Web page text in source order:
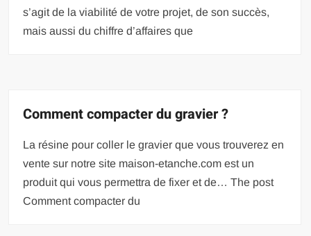
s’agit de la viabilité de votre projet, de son succès,
mais aussi du chiffre d’affaires que
Comment compacter du gravier ?
La résine pour coller le gravier que vous trouverez en
vente sur notre site maison-etanche.com est un
produit qui vous permettra de fixer et de… The post
Comment compacter du